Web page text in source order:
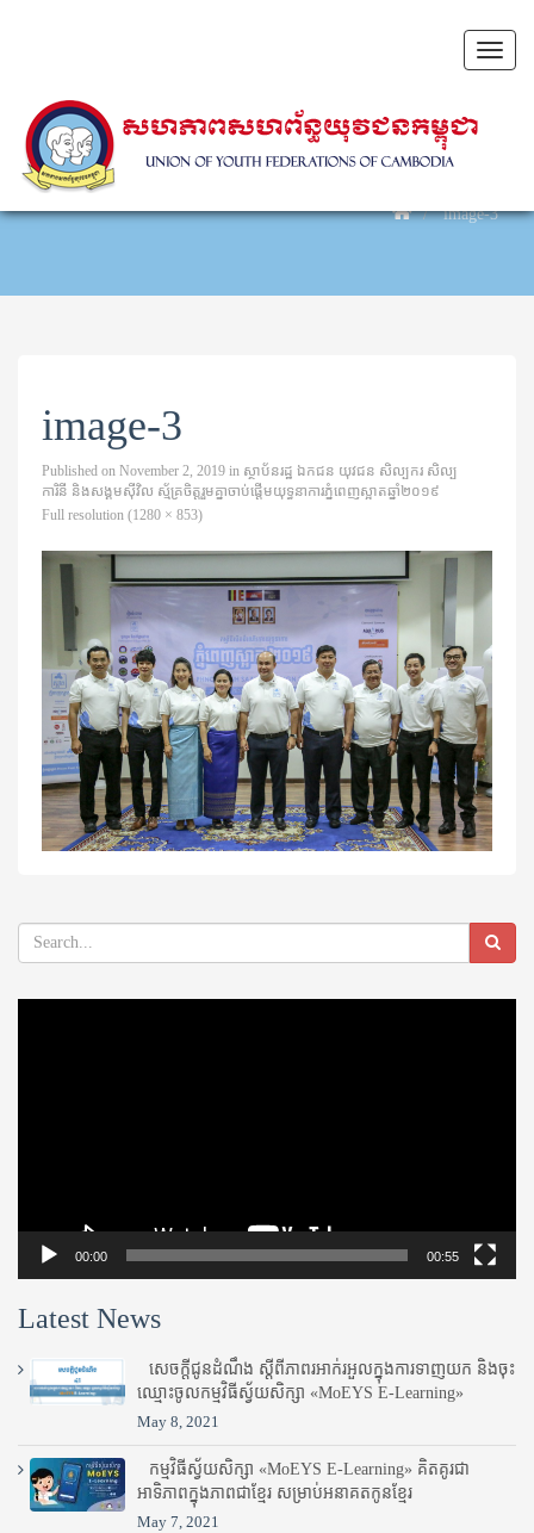
Toggle
image-3
image-3
Published on November 2, 2019 in ស្ថាប័នរដ្ឋ ឯកជន យុវជន សិល្បករ សិល្ប
ការិនី និងសង្គមស៊ីវិល ស្ម័គ្រចិត្តរួមគ្នាចាប់ផ្តើមយុទ្ធនាការភ្នំពេញស្អាតឆ្នាំ២០១៩
Full resolution (1280 × 853)
00:00 00:55
Latest News
សេចក្តីជូនដំណឹង ស្តី​ពីភាព​រអាក់រអួល​ក្នុងការ​ទាញ​យក និង​ចុះ​
ឈ្មោះ​ចូល​កម្មវិធី​ស្វ័យសិក្សា «MoEYS E-Learning»
May 8, 2021
កម្មវិធីស្វ័យសិក្សា «MoEYS E-Learning» គិតគូរជា
អាទិភាពក្នុងភាពជាខ្មែរ សម្រាប់អនាគតកូនខ្មែរ
May 7, 2021